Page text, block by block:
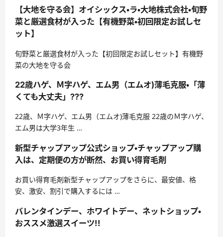
【大地を守る会】オイシックス・ラ・大地株式会社・旬野
菜と厳選食材が入った【有機野菜・初回限定お試しセ
ット】
旬野菜と厳選食材が入った【初回限定お試しセット】有機野
菜の大地を守る会
22歳ハゲ、Ｍ字ハゲ、エム男（エムオ)薄毛克服・「薄
くても大丈夫」???
22歳、Ｍ字ハゲ、エム男（エムオ)薄毛克服 22歳のＭ字ハゲ、
エム男は大学3年生 …
新型チャップアップ公式ショップ・チャップアップ購
入は、定期便の方が断然、お買い得育毛剤
お買い得育毛剤新型チャップアップをさらに、最安値、格
安、激安、割引で購入するには …
バレンタインデー、ホワイトデー、ネットショップ・
おススメ激選スイーツ!!